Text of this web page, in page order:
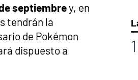
septiembrey, en
tendrán la
de Pokémon
dispuesto a